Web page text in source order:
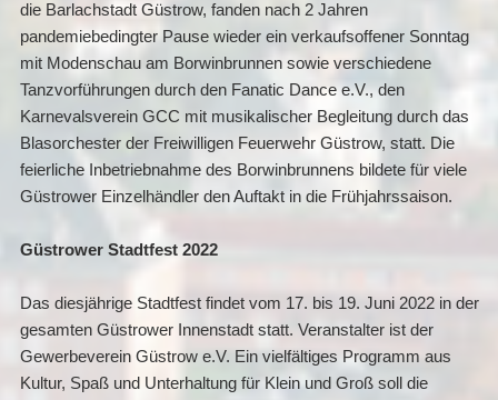
die Barlachstadt Güstrow, fanden nach 2 Jahren
pandemiebedingter Pause wieder ein verkaufsoffener Sonntag
mit Modenschau am Borwinbrunnen sowie verschiedene
Tanzvorführungen durch den Fanatic Dance e.V., den
Karnevalsverein GCC mit musikalischer Begleitung durch das
Blasorchester der Freiwilligen Feuerwehr Güstrow, statt. Die
feierliche Inbetriebnahme des Borwinbrunnens bildete für viele
Güstrower Einzelhändler den Auftakt in die Frühjahrssaison.
Güstrower Stadtfest 2022
Das diesjährige Stadtfest findet vom 17. bis 19. Juni 2022 in der
gesamten Güstrower Innenstadt statt. Veranstalter ist der
Gewerbeverein Güstrow e.V. Ein vielfältiges Programm aus
Kultur, Spaß und Unterhaltung für Klein und Groß soll die